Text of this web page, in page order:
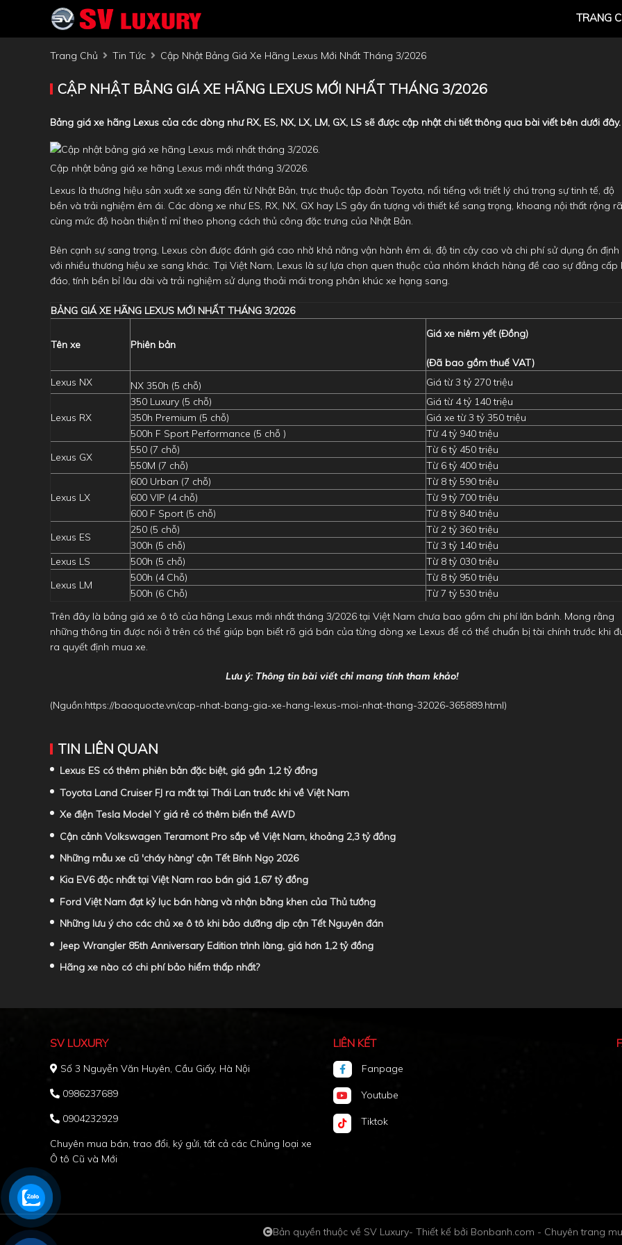
TRANG
Trang Chủ Tin Tức Cập Nhật Bảng Giá Xe Hãng Lexus Mới Nhất Tháng 3/2026
CẬP NHẬT BẢNG GIÁ XE HÃNG LEXUS MỚI NHẤT THÁNG 3/2026
Bảng giá xe hãng Lexus của các dòng như RX, ES, NX, LX, LM, GX, LS sẽ được cập nhật chi tiết thông qua bài viết bên dưới đây.
Cập nhật bảng giá xe hãng Lexus mới nhất tháng 3/2026.
Lexus là thương hiệu sản xuất xe sang đến từ Nhật Bản, trực thuộc tập đoàn Toyota, nổi tiếng với triết lý chú trọng sự tinh tế, độ
bền và trải nghiệm êm ái. Các dòng xe như ES, RX, NX, GX hay LS gây ấn tượng với thiết kế sang trọng, khoang nội thất rộng
cùng mức độ hoàn thiện tỉ mỉ theo phong cách thủ công đặc trưng của Nhật Bản.
Bên cạnh sự sang trọng, Lexus còn được đánh giá cao nhờ khả năng vận hành êm ái, độ tin cậy cao và chi phí sử dụng ổn định
với nhiều thương hiệu xe sang khác. Tại Việt Nam, Lexus là sự lựa chọn quen thuộc của nhóm khách hàng đề cao sự đẳng cấp
đáo, tính bền bỉ lâu dài và trải nghiệm sử dụng thoải mái trong phân khúc xe hạng sang.
BẢNG GIÁ XE HÃNG LEXUS MỚI NHẤT THÁNG 3/2026
Tên xe Phiên bản
Giá xe niêm yết (Đồng)
(Đã bao gồm thuế VAT)
Lexus NX
NX 350h (5 chỗ) Giá từ 3 tỷ 270 triệu
Lexus RX
350 Luxury (5 chỗ)
Giá từ 4 tỷ 140 triệu
350h Premium (5 chỗ)
Giá xe từ 3 tỷ 350 triệu
500h F Sport Performance (5 chỗ )
Từ 4 tỷ 940 triệu
Lexus GX
550 (7 chỗ)
Từ 6 tỷ 450 triệu
550M (7 chỗ)
Từ 6 tỷ 400 triệu
Lexus LX
600 Urban (7 chỗ)
Từ 8 tỷ 590 triệu
600 VIP (4 chỗ)
Từ 9 tỷ 700 triệu
600 F Sport (5 chỗ)
Từ 8 tỷ 840 triệu
Lexus ES
250 (5 chỗ)
Từ 2 tỷ 360 triệu
300h (5 chỗ)
Từ 3 tỷ 140 triệu
Lexus LS
500h (5 chỗ)
Từ 8 tỷ 030 triệu
Lexus LM
500h (4 Chỗ)
Từ 8 tỷ 950 triệu
500h (6 Chỗ)
Từ 7 tỷ 530 triệu
Trên đây là bảng giá xe ô tô của hãng Lexus mới nhất tháng 3/2026 tại Việt Nam chưa bao gồm chi phí lăn bánh. Mong rằng
những thông tin được nói ở trên có thể giúp bạn biết rõ giá bán của từng dòng xe Lexus để có thể chuẩn bị tài chính trước khi
ra quyết định mua xe.
Lưu ý: Thông tin bài viết chỉ mang tính tham khảo!
(Nguồn:https://baoquocte.vn/cap-nhat-bang-gia-xe-hang-lexus-moi-nhat-thang-32026-365889.html)
TIN LIÊN QUAN
Lexus ES có thêm phiên bản đặc biệt, giá gần 1,2 tỷ đồng
Toyota Land Cruiser FJ ra mắt tại Thái Lan trước khi về Việt Nam
Xe điện Tesla Model Y giá rẻ có thêm biến thể AWD
Cận cảnh Volkswagen Teramont Pro sắp về Việt Nam, khoảng 2,3 tỷ đồng
Những mẫu xe cũ 'cháy hàng' cận Tết Bính Ngọ 2026
Kia EV6 độc nhất tại Việt Nam rao bán giá 1,67 tỷ đồng
Ford Việt Nam đạt kỷ lục bán hàng và nhận bằng khen của Thủ tướng
Những lưu ý cho các chủ xe ô tô khi bảo dưỡng dịp cận Tết Nguyên đán
Jeep Wrangler 85th Anniversary Edition trình làng, giá hơn 1,2 tỷ đồng
Hãng xe nào có chi phí bảo hiểm thấp nhất?
SV LUXURY
Số 3 Nguyễn Văn Huyên, Cầu Giấy, Hà Nội
0986237689
0904232929
Chuyên mua bán, trao đổi, ký gửi, tất cả các Chủng loại xe
Ô tô Cũ và Mới
LIÊN KẾT
Fanpage
Youtube
Tiktok
Bản quyền thuộc về SV Luxury- Thiết kế bởi Bonbanh.com - Chuyên trang